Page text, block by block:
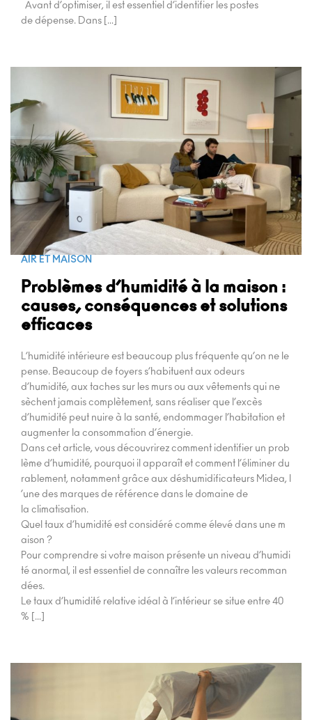
Avant d’optimiser, il est essentiel d’identifier les postes
de dépense. Dans […]
AIR ET MAISON
Problèmes d’humidité à la maison :
causes, conséquences et solutions
efficaces
L’humidité intérieure est beaucoup plus fréquente qu’on ne le
pense. Beaucoup de foyers s’habituent aux odeurs
d’humidité, aux taches sur les murs ou aux vêtements qui ne
sèchent jamais complètement, sans réaliser que l’excès
d’humidité peut nuire à la santé, endommager l’habitation et
augmenter la consommation d’énergie.
Dans cet article, vous découvrirez comment identifier un prob
lème d’humidité, pourquoi il apparaît et comment l’éliminer du
rablement, notamment grâce aux déshumidificateurs Midea, l
’une des marques de référence dans le domaine de
la climatisation.
Quel taux d’humidité est considéré comme élevé dans une m
aison ?
Pour comprendre si votre maison présente un niveau d’humidi
té anormal, il est essentiel de connaître les valeurs recomman
dées.
Le taux d’humidité relative idéal à l’intérieur se situe entre 40
% […]